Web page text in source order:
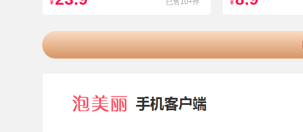
¥ 已售10+件 ¥